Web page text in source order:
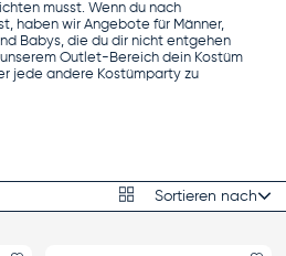
musst. Wenn du nach
haben wir Angebote für Männer,
Babys, die du dir nicht entgehen
Outlet-Bereich dein Kostüm
jede andere Kostümparty zu
Produktraster
Sortieren nach
Sortieren nach